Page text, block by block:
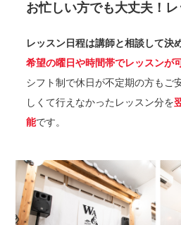
お忙しい方でも大丈夫！
レッスン日程は講師と相談して決
希望の曜日や時間帯でレッスンが
シフト制で休日が不定期の方もご
しくて行えなかったレッスン分を
能です。